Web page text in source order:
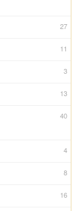
27
11
3
13
40
4
8
16